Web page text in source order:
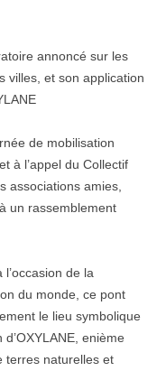
annoncé sur les
villes, et son application
de mobilisation
à l’appel du Collectif
associations amies,
un rassemblement
de la
du monde, ce pont
le lieu symbolique
enième
terres naturelles et